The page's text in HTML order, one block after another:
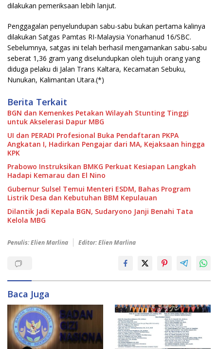
dilakukan pemeriksaan lebih lanjut.
Penggagalan penyelundupan sabu-sabu bukan pertama kalinya
dilakukan Satgas Pamtas RI-Malaysia Yonarhanud 16/SBC.
Sebelumnya, satgas ini telah berhasil mengamankan sabu-sabu
seberat 1,36 gram yang diselundupkan oleh tujuh orang yang
diduga pelaku di Jalan Trans Kaltara, Kecamatan Sebuku,
Nunukan, Kalimantan Utara.(*)
Berita Terkait
BGN dan Kemenkes Petakan Wilayah Stunting Tinggi
untuk Akselerasi Dapur MBG
UI dan PERADI Profesional Buka Pendaftaran PKPA
Angkatan I, Hadirkan Pengajar dari MA, Kejaksaan hingga
KPK
Prabowo Instruksikan BMKG Perkuat Kesiapan Langkah
Hadapi Kemarau dan El Nino
Gubernur Sulsel Temui Menteri ESDM, Bahas Program
Listrik Desa dan Kebutuhan BBM Kepulauan
Dilantik Jadi Kepala BGN, Sudaryono Janji Benahi Tata
Kelola MBG
Penulis: Elien Marlina Editor: Elien Marlina
Baca Juga